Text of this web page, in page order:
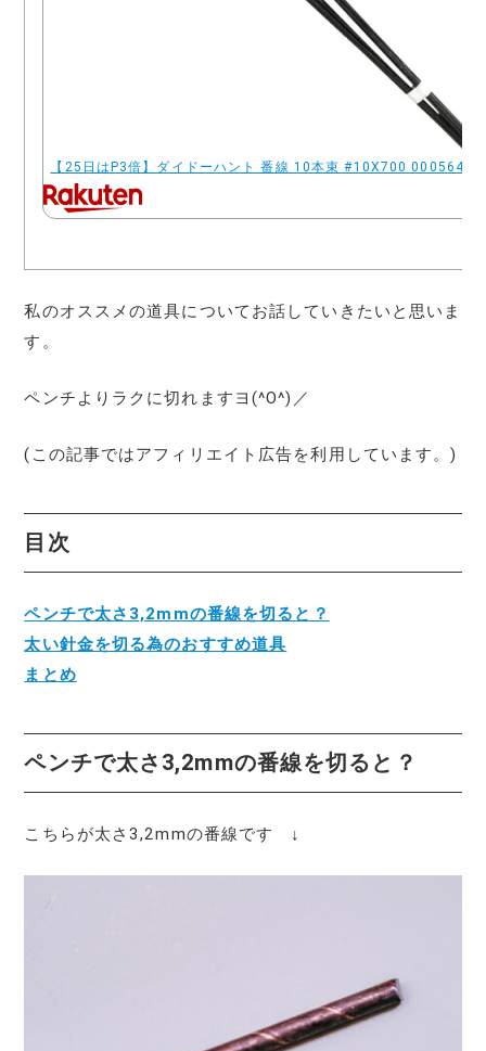
【25日はP3倍】ダイドーハント 番線 10本束 #10X700 00056436
私のオススメの道具についてお話していきたいと思いま
す。
ペンチよりラクに切れますヨ(^O^)／
(この記事ではアフィリエイト広告を利用しています。)
目次
ペンチで太さ3,2mmの番線を切ると？
太い針金を切る為のおすすめ道具
まとめ
ペンチで太さ3,2mmの番線を切ると？
こちらが太さ3,2mmの番線です ↓